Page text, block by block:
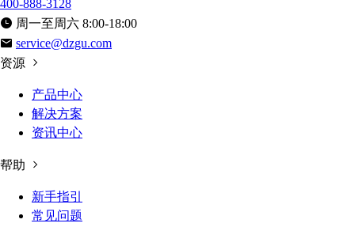
400-888-3128
周一至周六 8:00-18:00
service@dzgu.com
资源
产品中心
解决方案
资讯中心
帮助
新手指引
常见问题